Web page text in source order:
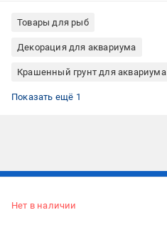
Товары для рыб
Декорация для аквариума
Крашенный грунт для аквариума
Декор для террариума
Показать ещё 1
Нет в наличии